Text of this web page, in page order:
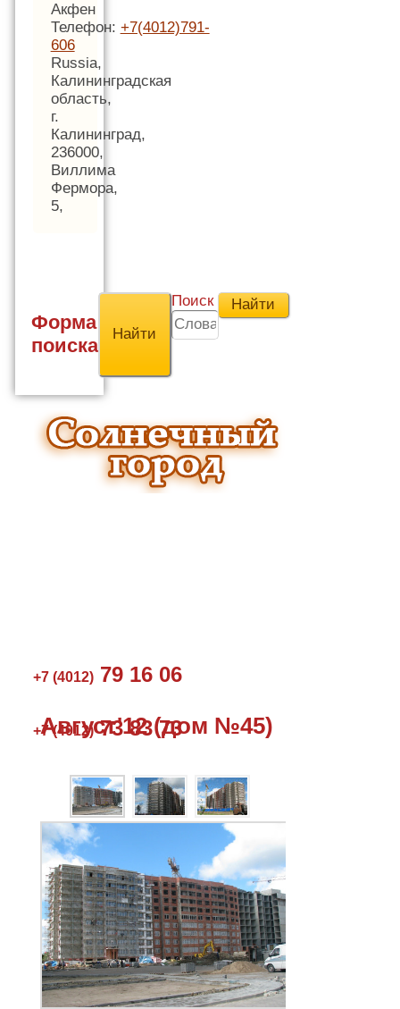
Акфен
Телефон: +7(4012)791-
606
Russia,
Калининградская
область,
г.
Калининград,
236000,
Виллима
Фермора,
5,
Форма
поиска
Поиск
+7 (4012) 79 16 06
+7 (4012) 73 83 73
Август'12 (дом №45)